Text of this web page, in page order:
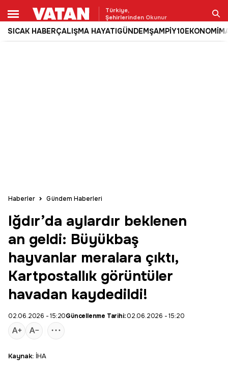
Türkiye,
Şehirlerinden Okunur
SICAK HABERÇALIŞMA HAYATIGÜNDEMŞAMPİY10EKONOMİ
Ara
Haberler Gündem Haberleri
Iğdır’da aylardır beklenen
an geldi: Büyükbaş
hayvanlar meralara çıktı,
Kartpostallık görüntüler
havadan kaydedildi!
02.06.2026 - 15:20Güncellenme Tarihi:02.06.2026 - 15:20
Kaynak: İHA